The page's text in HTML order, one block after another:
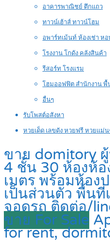
อาคารพาณิชย์ ตึกแถว
ทาวน์เฮ้าส์ ทาวน์โฮม
อพาร์ทเม้นท์ ห้องเช่า ห
โรงงาน โกดัง คลังสินค้า
รีสอร์ท โรงแรม
โฮมออฟฟิต สำนักงาน พื้
อื่นๆ
รับโพสต์อสังหา
หวยเด็ด เลขดัง หวยฟรี หวยแม่
ขาย domitory
4 ชั้น 30 ห้องห้อ
เมตร พร้อมห้อง
เป็นส่วนตัว พื้นที่
จอดรถ ติดต่อ/
ขาย For Sale
for rent,